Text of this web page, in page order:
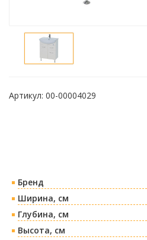
Артикул: 00-00004029
Бренд
Ширина, см
Глубина, см
Высота, см